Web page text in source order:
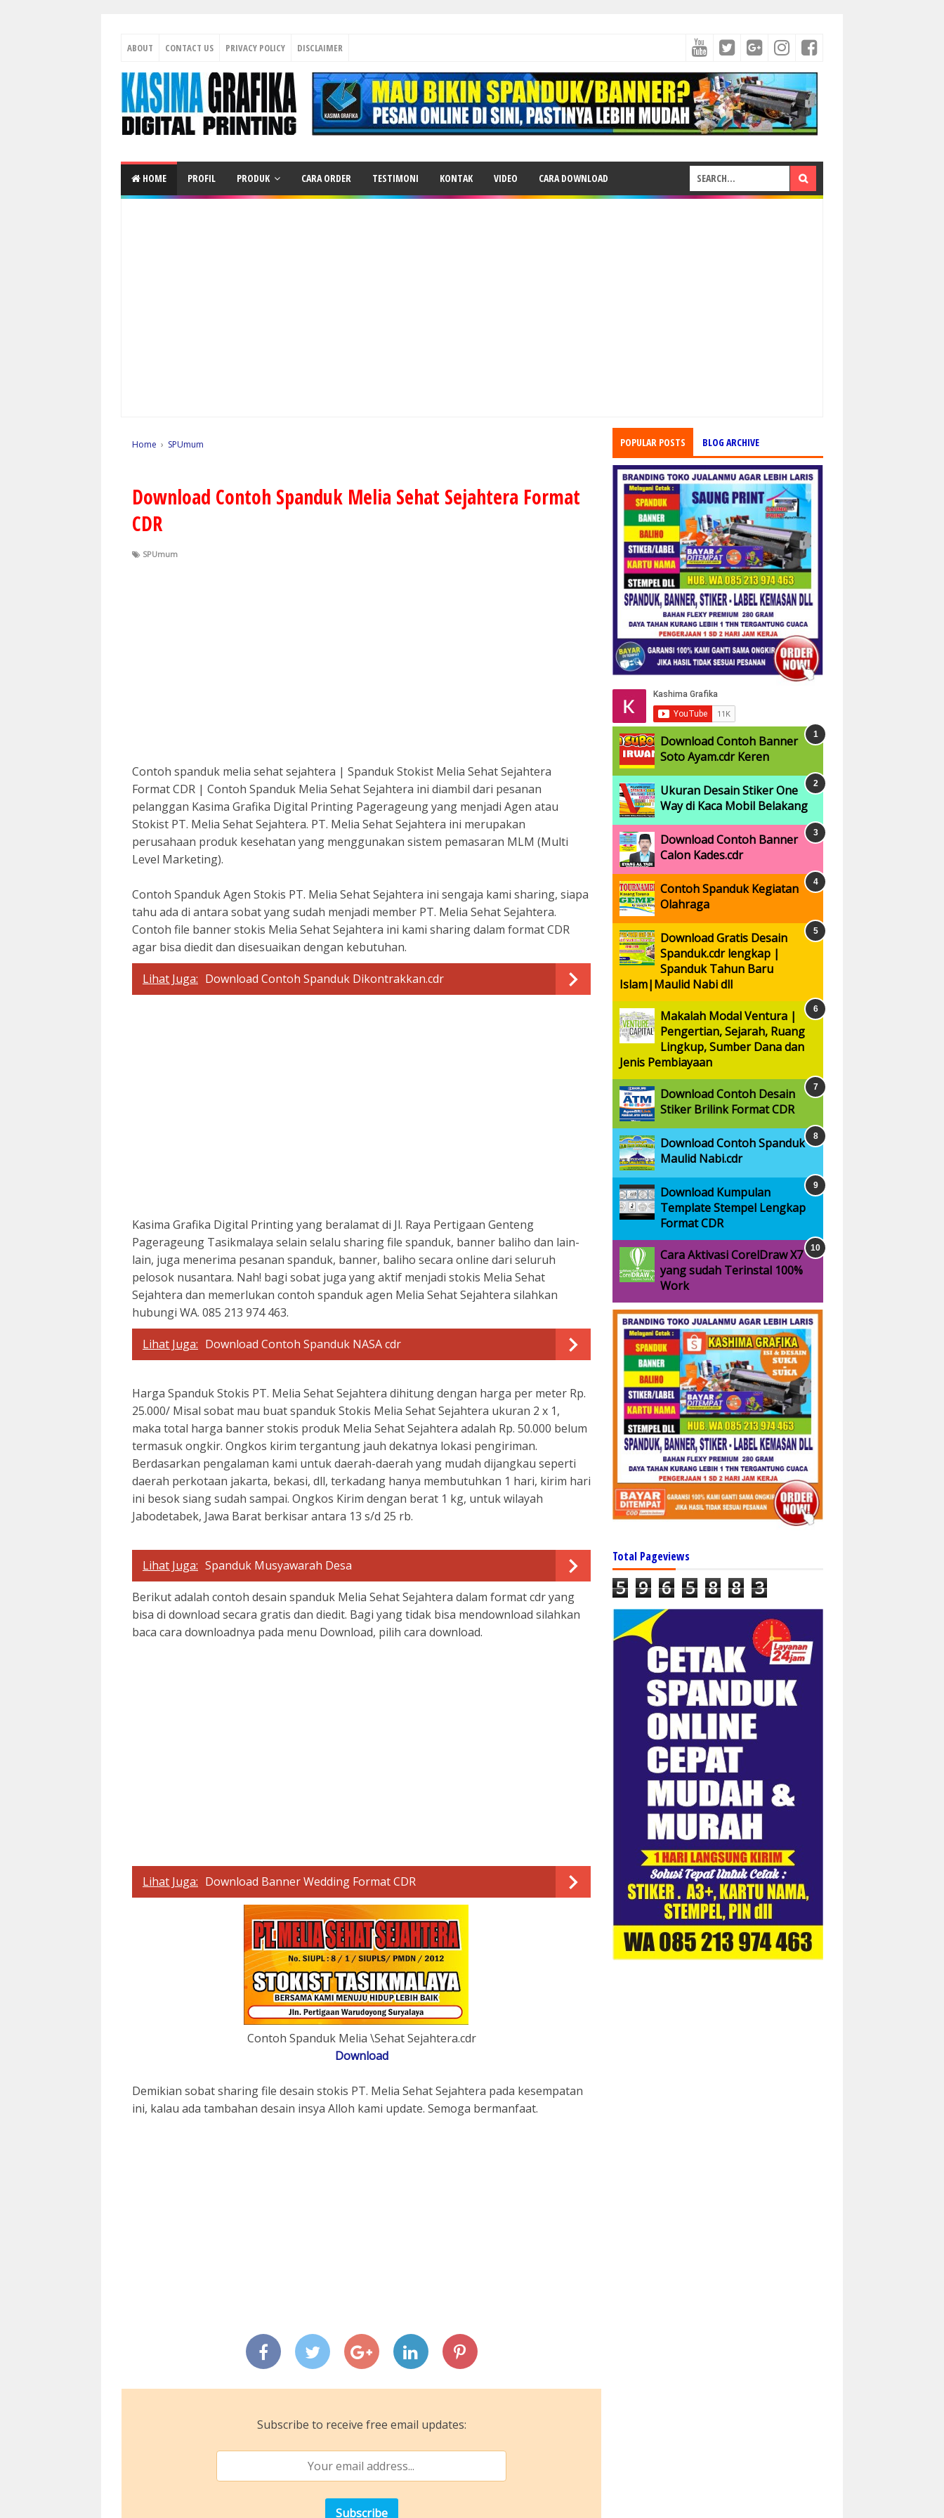
ABOUT CONTACT US PRIVACY POLICY DISCLAIMER
HOME PROFIL PRODUK CARA ORDER TESTIMONI KONTAK VIDEO CARA DOWNLOAD
Home › SPUmum
Download Contoh Spanduk Melia Sehat Sejahtera Format
CDR
SPUmum
Contoh spanduk melia sehat sejahtera | Spanduk Stokist Melia Sehat Sejahtera
Format CDR | Contoh Spanduk Melia Sehat Sejahtera ini diambil dari pesanan
pelanggan Kasima Grafika Digital Printing Pagerageung yang menjadi Agen atau
Stokist PT. Melia Sehat Sejahtera. PT. Melia Sehat Sejahtera ini merupakan
perusahaan produk kesehatan yang menggunakan sistem pemasaran MLM (Multi
Level Marketing).
Contoh Spanduk Agen Stokis PT. Melia Sehat Sejahtera ini sengaja kami sharing, siapa
tahu ada di antara sobat yang sudah menjadi member PT. Melia Sehat Sejahtera.
Contoh file banner stokis Melia Sehat Sejahtera ini kami sharing dalam format CDR
agar bisa diedit dan disesuaikan dengan kebutuhan.
Lihat Juga: Download Contoh Spanduk Dikontrakkan.cdr
Kasima Grafika Digital Printing yang beralamat di Jl. Raya Pertigaan Genteng
Pagerageung Tasikmalaya selain selalu sharing file spanduk, banner baliho dan lain-
lain, juga menerima pesanan spanduk, banner, baliho secara online dari seluruh
pelosok nusantara. Nah! bagi sobat juga yang aktif menjadi stokis Melia Sehat
Sejahtera dan memerlukan contoh spanduk agen Melia Sehat Sejahtera silahkan
hubungi WA. 085 213 974 463.
Lihat Juga: Download Contoh Spanduk NASA cdr
Harga Spanduk Stokis PT. Melia Sehat Sejahtera dihitung dengan harga per meter Rp.
25.000/ Misal sobat mau buat spanduk Stokis Melia Sehat Sejahtera ukuran 2 x 1,
maka total harga banner stokis produk Melia Sehat Sejahtera adalah Rp. 50.000 belum
termasuk ongkir. Ongkos kirim tergantung jauh dekatnya lokasi pengiriman.
Berdasarkan pengalaman kami untuk daerah-daerah yang mudah dijangkau seperti
daerah perkotaan jakarta, bekasi, dll, terkadang hanya membutuhkan 1 hari, kirim hari
ini besok siang sudah sampai. Ongkos Kirim dengan berat 1 kg, untuk wilayah
Jabodetabek, Jawa Barat berkisar antara 13 s/d 25 rb.
Lihat Juga: Spanduk Musyawarah Desa
Berikut adalah contoh desain spanduk Melia Sehat Sejahtera dalam format cdr yang
bisa di download secara gratis dan diedit. Bagi yang tidak bisa mendownload silahkan
baca cara downloadnya pada menu Download, pilih cara download.
Lihat Juga: Download Banner Wedding Format CDR
Contoh Spanduk Melia \Sehat Sejahtera.cdr
Download
Demikian sobat sharing file desain stokis PT. Melia Sehat Sejahtera pada kesempatan
ini, kalau ada tambahan desain insya Alloh kami update. Semoga bermanfaat.
Subscribe to receive free email updates:
POPULAR POSTS BLOG ARCHIVE
Download Contoh Banner
Soto Ayam.cdr Keren
Ukuran Desain Stiker One
Way di Kaca Mobil Belakang
Download Contoh Banner
Calon Kades.cdr
Contoh Spanduk Kegiatan
Olahraga
Download Gratis Desain
Spanduk.cdr lengkap |
Spanduk Tahun Baru
Islam|Maulid Nabi dll
Makalah Modal Ventura |
Pengertian, Sejarah, Ruang
Lingkup, Sumber Dana dan
Jenis Pembiayaan
Download Contoh Desain
Stiker Brilink Format CDR
Download Contoh Spanduk
Maulid Nabi.cdr
Download Kumpulan
Template Stempel Lengkap
Format CDR
Cara Aktivasi CorelDraw X7
yang sudah Terinstal 100%
Work
Total Pageviews
5 9 6 5 8 8 3